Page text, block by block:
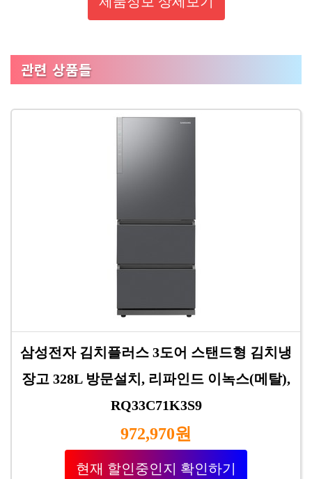
관련 상품들
삼성전자 김치플러스 3도어 스탠드형 김치냉
장고 328L 방문설치, 리파인드 이녹스(메탈),
RQ33C71K3S9
972,970원
현재 할인중인지 확인하기